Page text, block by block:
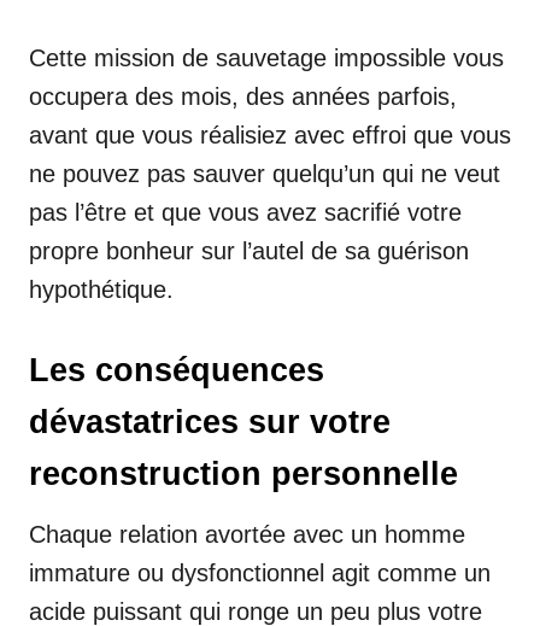
Cette mission de sauvetage impossible vous
occupera des mois, des années parfois,
avant que vous réalisiez avec effroi que vous
ne pouvez pas sauver quelqu’un qui ne veut
pas l’être et que vous avez sacrifié votre
propre bonheur sur l’autel de sa guérison
hypothétique.
Les conséquences
dévastatrices sur votre
reconstruction personnelle
Chaque relation avortée avec un homme
immature ou dysfonctionnel agit comme un
acide puissant qui ronge un peu plus votre